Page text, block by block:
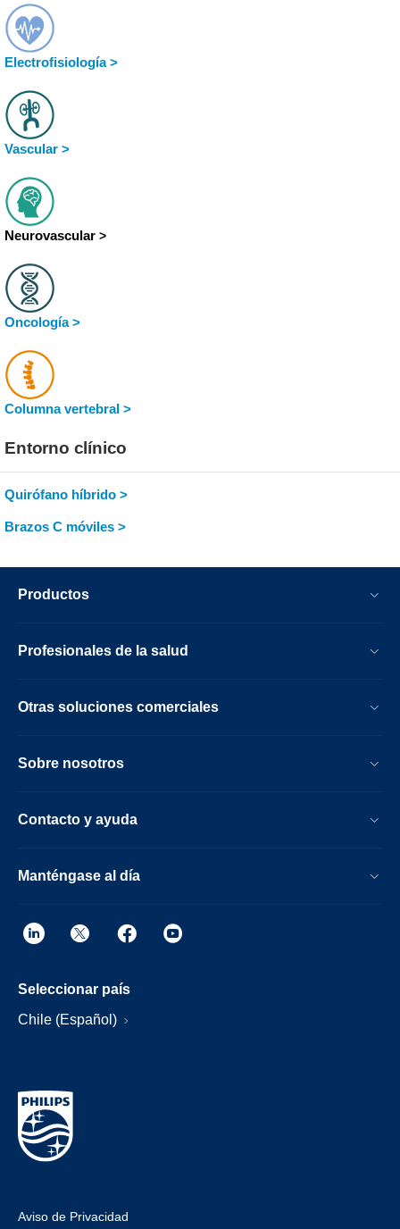
Electrofisiología >
Vascular >
Neurovascular>
Oncología >
Columna vertebral >
Entorno clínico
Quirófano híbrido >
Brazos C móviles >
Productos
Profesionales de la salud
Otras soluciones comerciales
Sobre nosotros
Contacto y ayuda
Manténgase al día
Seleccionar país
Chile (Español)
Aviso de Privacidad